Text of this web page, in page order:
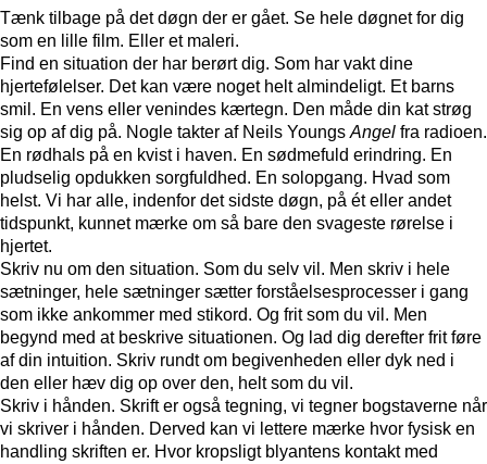
Tænk tilbage på det døgn der er gået. Se hele døgnet for dig
som en lille film. Eller et maleri.
Find en situation der har berørt dig. Som har vakt dine
hjertefølelser. Det kan være noget helt almindeligt. Et barns
smil. En vens eller venindes kærtegn. Den måde din kat strøg
sig op af dig på. Nogle takter af Neils Youngs Angel fra radioen.
En rødhals på en kvist i haven. En sødmefuld erindring. En
pludselig opdukken sorgfuldhed. En solopgang. Hvad som
helst. Vi har alle, indenfor det sidste døgn, på ét eller andet
tidspunkt, kunnet mærke om så bare den svageste rørelse i
hjertet.
Skriv nu om den situation. Som du selv vil. Men skriv i hele
sætninger, hele sætninger sætter forståelsesprocesser i gang
som ikke ankommer med stikord. Og frit som du vil. Men
begynd med at beskrive situationen. Og lad dig derefter frit føre
af din intuition. Skriv rundt om begivenheden eller dyk ned i
den eller hæv dig op over den, helt som du vil.
Skriv i hånden. Skrift er også tegning, vi tegner bogstaverne når
vi skriver i hånden. Derved kan vi lettere mærke hvor fysisk en
handling skriften er. Hvor kropsligt blyantens kontakt med